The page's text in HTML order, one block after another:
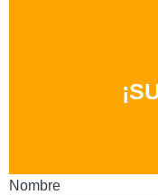
Nombre